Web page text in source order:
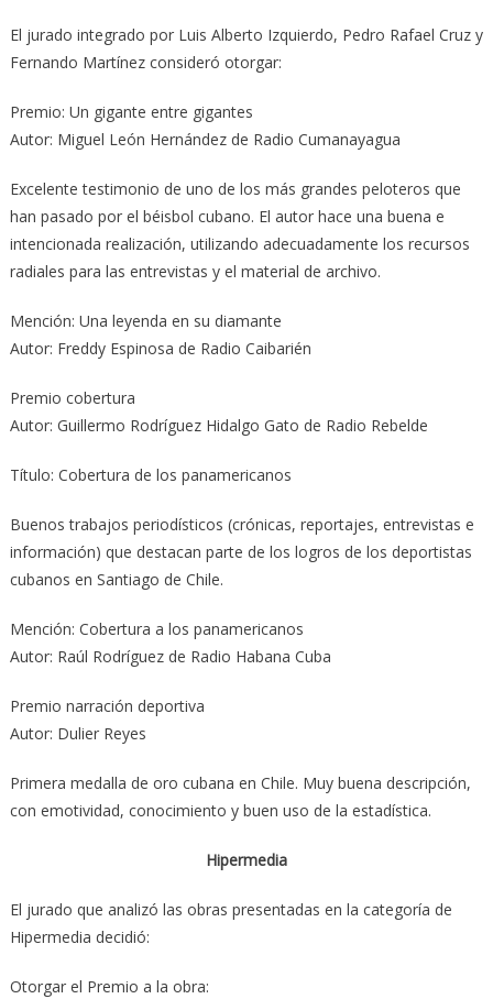
El jurado integrado por Luis Alberto Izquierdo, Pedro Rafael Cruz y
Fernando Martínez consideró otorgar:
Premio: Un gigante entre gigantes
Autor: Miguel León Hernández de Radio Cumanayagua
Excelente testimonio de uno de los más grandes peloteros que
han pasado por el béisbol cubano. El autor hace una buena e
intencionada realización, utilizando adecuadamente los recursos
radiales para las entrevistas y el material de archivo.
Mención: Una leyenda en su diamante
Autor: Freddy Espinosa de Radio Caibarién
Premio cobertura
Autor: Guillermo Rodríguez Hidalgo Gato de Radio Rebelde
Título: Cobertura de los panamericanos
Buenos trabajos periodísticos (crónicas, reportajes, entrevistas e
información) que destacan parte de los logros de los deportistas
cubanos en Santiago de Chile.
Mención: Cobertura a los panamericanos
Autor: Raúl Rodríguez de Radio Habana Cuba
Premio narración deportiva
Autor: Dulier Reyes
Primera medalla de oro cubana en Chile. Muy buena descripción,
con emotividad, conocimiento y buen uso de la estadística.
Hipermedia
El jurado que analizó las obras presentadas en la categoría de
Hipermedia decidió:
Otorgar el Premio a la obra: